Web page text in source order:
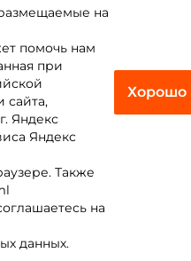
на
помочь нам
при
сайта,
Яндекс
Яндекс
Также
на
данных.
Хорошо
8 (495) 532-77-
ул.
Ежедневно 10:00